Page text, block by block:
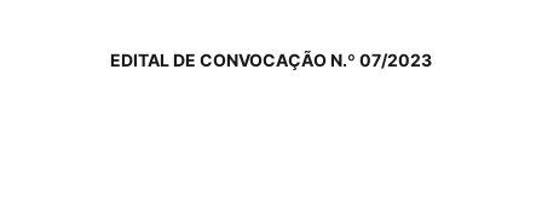
EDITAL DE CONVOCAÇÃO N.º 07/2023